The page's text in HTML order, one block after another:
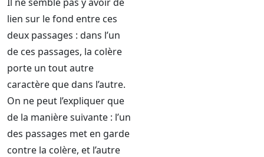
lien sur le fond entre ces
deux passages : dans l’un
de ces passages, la colère
porte un tout autre
caractère que dans l’autre.
On ne peut l’expliquer que
de la manière suivante : l’un
des passages met en garde
contre la colère, et l’autre